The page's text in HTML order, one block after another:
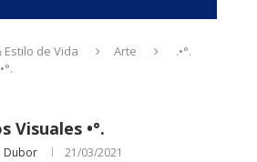
Estilo de Vida Arte
.•°.
Visuales •°.
Dubor 21/03/2021